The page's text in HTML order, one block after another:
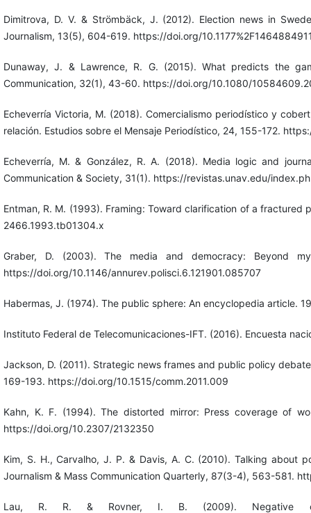
Dimitrova, D. V. & Strömbäck, J. (2012). Election news in
Journalism, 13(5), 604-619. https://doi.org/
Dunaway, J. & Lawrence, R. G. (2015). What predicts the
Communication, 32(1), 43-60. https://doi.org/10.1080/
Echeverría Victoria, M. (2018). Comercialismo periodístico y
relación. Estudios sobre el Mensaje Periodístico, 24, 155-172.
Echeverría, M. & González, R. A. (2018). Media logic and
Communication & Society, 31(1). https://revistas.unav.edu/
Entman, R. M. (1993). Framing: Toward clarification of a
2466.1993.tb01304.x
Graber, D. (2003). The media and democracy: Beyond
https://doi.org/10.1146/annurev.polisci.6.121901.085707
Habermas, J. (1974). The public sphere: An encyclopedia
Instituto Federal de Telecomunicaciones-IFT. (2016). Encuesta
Jackson, D. (2011). Strategic news frames and public policy
169-193. https://doi.org/10.1515/comm.2011.009
Kahn, K. F. (1994). The distorted mirror: Press coverage of
https://doi.org/10.2307/2132350
Kim, S. H., Carvalho, J. P. & Davis, A. C. (2010). Talking
Journalism & Mass Communication Quarterly, 87(3-4), 563-581.
Lau, R. R. & Rovner, I. B. (2009). Negative